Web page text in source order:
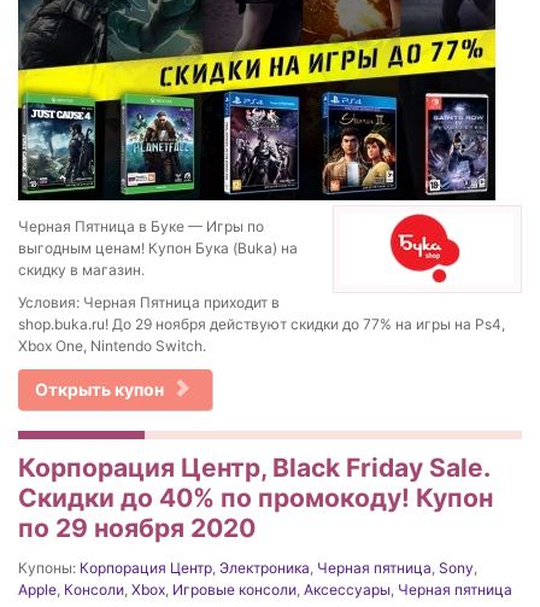
Черная Пятница в Буке — Игры по
выгодным ценам! Купон Бука (Buka) на
скидку в магазин.
Условия: Черная Пятница приходит в
shop.buka.ru! До 29 ноября действуют скидки до 77% на игры на Ps4,
Xbox One, Nintendo Switch.
Открыть купон
Корпорация Центр, Black Friday Sale.
Скидки до 40% по промокоду! Купон
по 29 ноября 2020
Купоны: Корпорация Центр Электроника Черная пятница Sony
Apple Консоли Xbox Игровые консоли Аксессуары Черная пятница